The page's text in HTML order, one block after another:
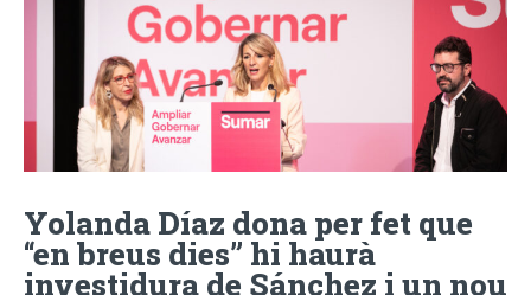
Yolanda Díaz dona per fet que
“en breus dies” hi haurà
investidura de Sánchez i un nou